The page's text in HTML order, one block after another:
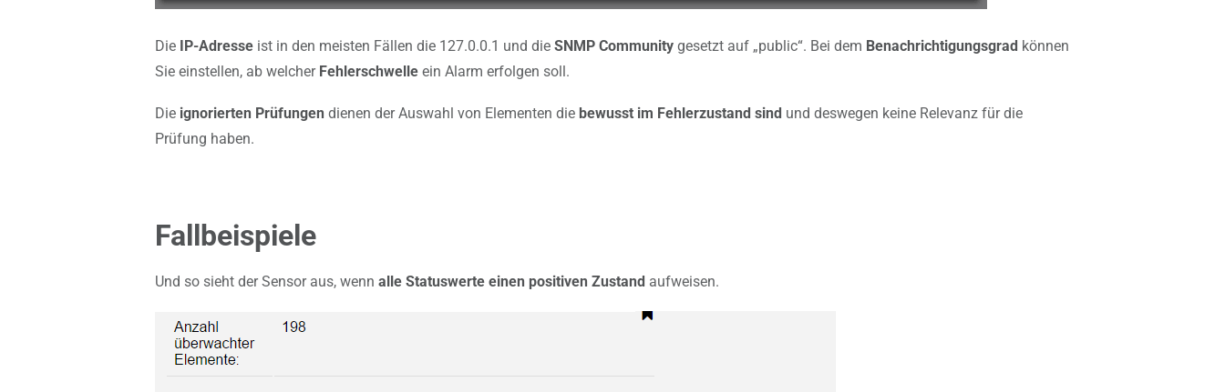
Die IP-Adresse ist in den meisten Fällen die 127.0.0.1 und dieSNMP Community gesetzt auf „public“. Bei dem Benachrichtigungsgrad können
Sie einstellen, ab welcher Fehlerschwelle ein Alarm erfolgen soll.
Die ignorierten Prüfungen dienen der Auswahl von Elementen die bewusst im Fehlerzustand sind und deswegen keine Relevanz für die
Prüfung haben.
Fallbeispiele
Und so sieht der Sensor aus, wennalle Statuswerte einen positiven Zustand aufweisen.